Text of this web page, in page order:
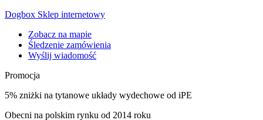
Dogbox Sklep internetowy
Zobacz na mapie
Śledzenie zamówienia
Wyślij wiadomość
Promocja
5% zniżki na tytanowe układy wydechowe od iPE
Obecni na polskim rynku od 2014 roku